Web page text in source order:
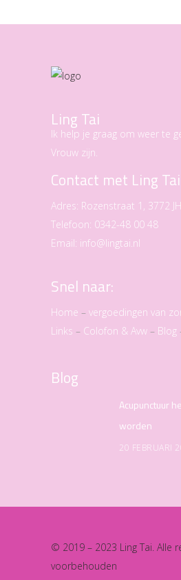
Ling Tai
Ik help je graag om weer te
Vrouw zijn.
Contact met Ling Tai
Adres: Rozenstraat 1, 3772
Telefoon: 0342-48 00 48
Email: info@lingtai.nl
Snel naar:
Home – vergoedingen van
Links – Colofon & Avw – Blog
Blog
Acupunctuur
worden
20 FEBRUARI
© 2019 – 2023 Ling Tai. Alle
voorbehouden